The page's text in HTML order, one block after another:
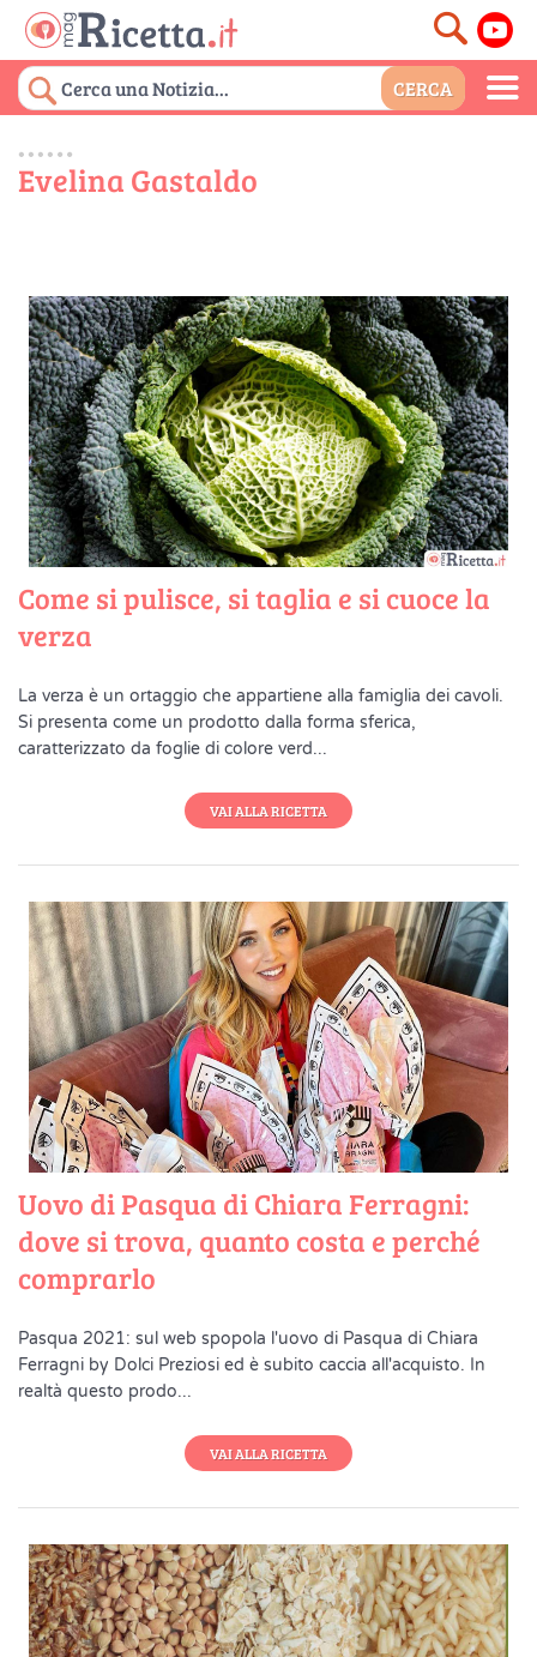
Evelina Gastaldo
Come si pulisce, si taglia e si cuoce la
verza
La verza è un ortaggio che appartiene alla famiglia dei cavoli.
Si presenta come un prodotto dalla forma sferica,
caratterizzato da foglie di colore verd...
VAI ALLA RICETTA
Uovo di Pasqua di Chiara Ferragni:
dove si trova, quanto costa e perché
comprarlo
Pasqua 2021: sul web spopola l'uovo di Pasqua di Chiara
Ferragni by Dolci Preziosi ed è subito caccia all'acquisto. In
realtà questo prodo...
VAI ALLA RICETTA